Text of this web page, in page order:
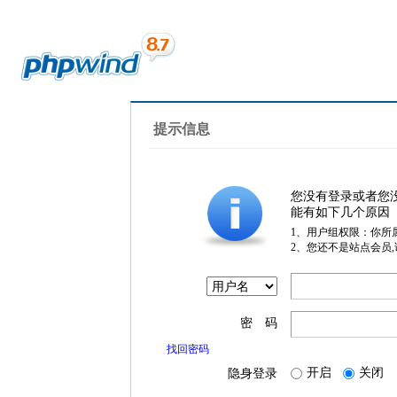
提示信息
您没有登录或者您
能有如下几个原因
1、用户组权限：你所
2、您还不是站点会员
密 码
找回密码
隐身登录 开启 关闭